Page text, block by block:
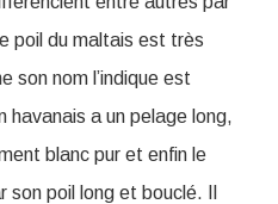
poil du maltais est très
son nom l’indique est
havanais a un pelage long,
blanc pur et enfin le
poil long et bouclé. Il